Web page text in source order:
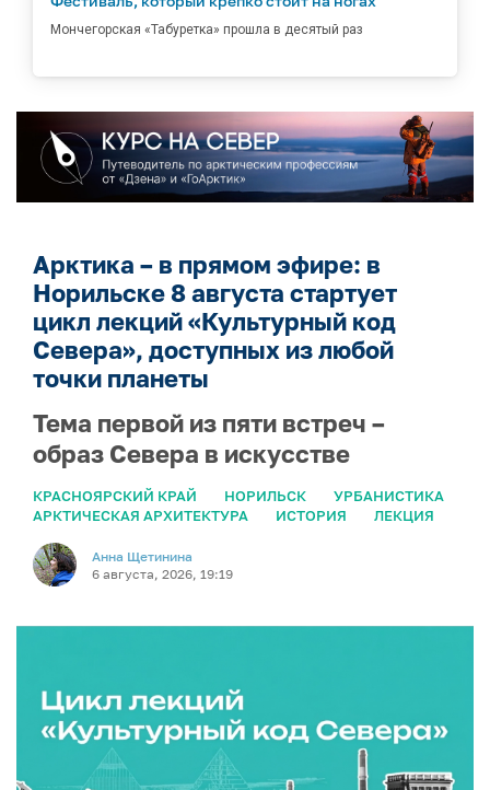
Мончегорская «Табуретка» прошла в десятый раз
Арктика – в прямом эфире: в
Норильске 8 августа стартует
цикл лекций «Культурный код
Севера», доступных из любой
точки планеты
Тема первой из пяти встреч –
образ Севера в искусстве
КРАСНОЯРСКИЙ КРАЙ НОРИЛЬСК
УРБАНИСТИКА
АРКТИЧЕСКАЯ АРХИТЕКТУРА
ИСТОРИЯ ЛЕКЦИЯ
Анна Щетинина
6 августа, 2026, 19:19